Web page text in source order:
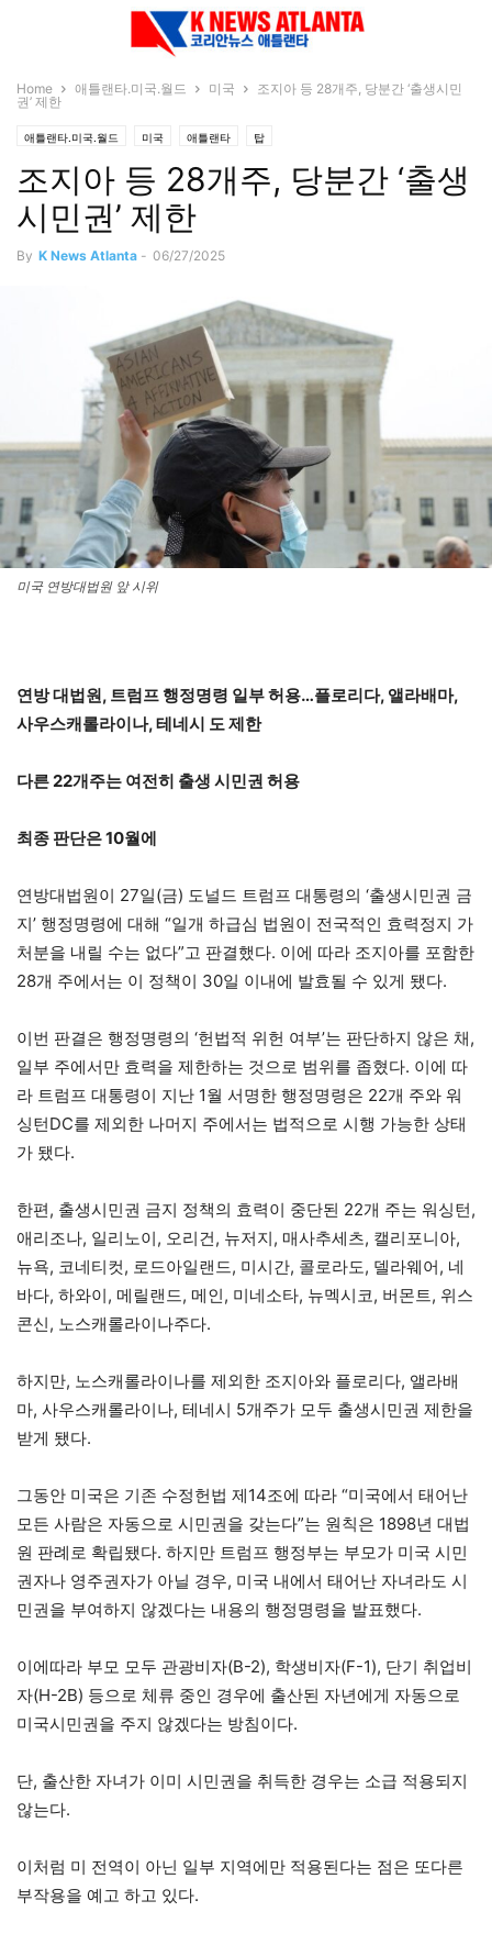
Home 애틀랜타.미국.월드 미국
조지아 등 28개주, 당분간 ‘출생시민
권’ 제한
애틀랜타.미국.월드 미국 애틀랜타 탑
조지아 등 28개주, 당분간 ‘출생
시민권’ 제한
By K News Atlanta - 06/27/2025
미국 연방대법원 앞 시위
연방 대법원, 트럼프 행정명령 일부 허용…플로리다, 앨라배마,
사우스캐롤라이나, 테네시 도 제한
다른 22개주는 여전히 출생 시민권 허용
최종 판단은 10월에
연방대법원이 27일(금) 도널드 트럼프 대통령의 ‘출생시민권 금
지’ 행정명령에 대해 “일개 하급심 법원이 전국적인 효력정지 가
처분을 내릴 수는 없다”고 판결했다. 이에 따라 조지아를 포함한
28개 주에서는 이 정책이 30일 이내에 발효될 수 있게 됐다.
이번 판결은 행정명령의 ‘헌법적 위헌 여부’는 판단하지 않은 채,
일부 주에서만 효력을 제한하는 것으로 범위를 좁혔다. 이에 따
라 트럼프 대통령이 지난 1월 서명한 행정명령은 22개 주와 워
싱턴DC를 제외한 나머지 주에서는 법적으로 시행 가능한 상태
가 됐다.
한편, 출생시민권 금지 정책의 효력이 중단된 22개 주는 워싱턴,
애리조나, 일리노이, 오리건, 뉴저지, 매사추세츠, 캘리포니아,
뉴욕, 코네티컷, 로드아일랜드, 미시간, 콜로라도, 델라웨어, 네
바다, 하와이, 메릴랜드, 메인, 미네소타, 뉴멕시코, 버몬트, 위스
콘신, 노스캐롤라이나주다.
하지만, 노스캐롤라이나를 제외한 조지아와 플로리다, 앨라배
마, 사우스캐롤라이나, 테네시 5개주가 모두 출생시민권 제한을
받게 됐다.
그동안 미국은 기존 수정헌법 제14조에 따라 “미국에서 태어난
모든 사람은 자동으로 시민권을 갖는다”는 원칙은 1898년 대법
원 판례로 확립됐다. 하지만 트럼프 행정부는 부모가 미국 시민
권자나 영주권자가 아닐 경우, 미국 내에서 태어난 자녀라도 시
민권을 부여하지 않겠다는 내용의 행정명령을 발표했다.
이에따라 부모 모두 관광비자(B-2), 학생비자(F-1), 단기 취업비
자(H-2B) 등으로 체류 중인 경우에 출산된 자년에게 자동으로
미국시민권을 주지 않겠다는 방침이다.
단, 출산한 자녀가 이미 시민권을 취득한 경우는 소급 적용되지
않는다.
이처럼 미 전역이 아닌 일부 지역에만 적용된다는 점은 또다른
부작용을 예고 하고 있다.